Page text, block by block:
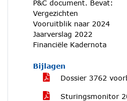
P&C document. Bevat:
Vergezichten
Vooruitblik naar 2024
Jaarverslag 2022
Financiële Kadernota
Bijlagen
Dossier 3762
Sturingsmonitor